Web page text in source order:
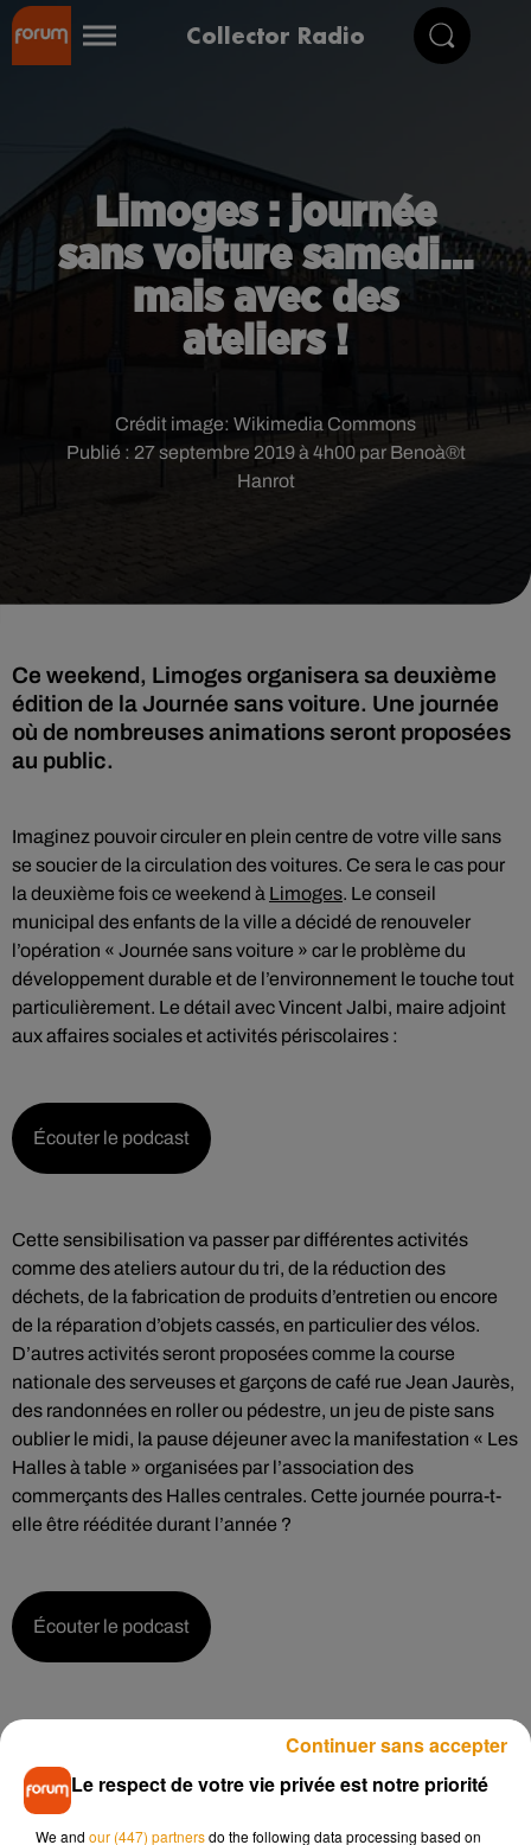
Collector Radio
Limoges : journée
sans voiture samedi…
mais avec des
ateliers !
Publié : 27 septembre 2019 à 4h00 par Benoà®t
Hanrot
Crédit image: Wikimedia Commons
Ce weekend, Limoges organisera sa deuxième
édition de la Journée sans voiture. Une journée
où de nombreuses animations seront proposées
au public.
Imaginez pouvoir circuler en plein centre de votre ville sans
se soucier de la circulation des voitures. Ce sera le cas pour
la deuxième fois ce weekend à Limoges. Le conseil
municipal des enfants de la ville a décidé de renouveler
l’opération « Journée sans voiture » car le problème du
développement durable et de l’environnement le touche tout
particulièrement. Le détail avec Vincent Jalbi, maire adjoint
aux affaires sociales et activités périscolaires :
Écouter le podcast
Cette sensibilisation va passer par différentes activités
comme des ateliers autour du tri, de la réduction des
déchets, de la fabrication de produits d’entretien ou encore
de la réparation d’objets cassés, en particulier des vélos.
D’autres activités seront proposées comme la course
nationale des serveuses et garçons de café rue Jean Jaurès,
des randonnées en roller ou pédestre, un jeu de piste sans
oublier le midi, la pause déjeuner avec la manifestation « Les
Halles à table » organisées par l’association des
commerçants des Halles centrales. Cette journée pourra-t-
elle être rééditée durant l’année ?
Écouter le podcast
Selon Vincent Jalbi, la problématique des voitures en centre-
ville est une problématique qui touche toutes les grandes
villes, de part la pollution, qu’elle soit atmosphérique ou
sonore. A Limoges, il n’y a pas de volonté de supprimer la
Le respect de votre vie privée est notre priorité
We and our (447) partnersdo the following data processing based on
Continuer sans accepter